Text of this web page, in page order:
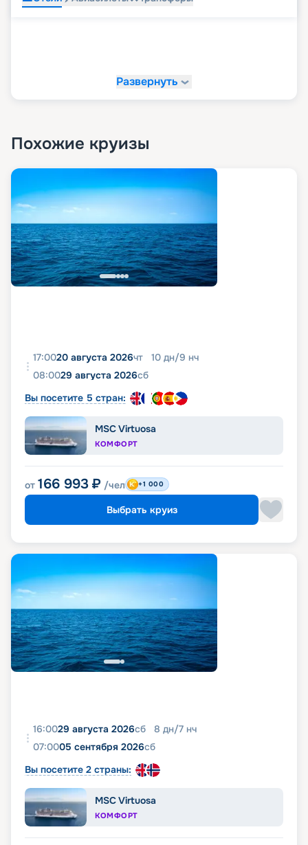
Развернуть
Похожие круизы
17:0020 августа 2026чт 10 дн/9 нч
08:0029 августа 2026сб
Вы посетите 5 стран:
MSC Virtuosa
КОМФОРТ
от 166 993 ₽ /чел +1 000
Выбрать круиз
16:0029 августа 2026сб 8 дн/7 нч
07:0005 сентября 2026сб
Вы посетите 2 страны:
MSC Virtuosa
КОМФОРТ